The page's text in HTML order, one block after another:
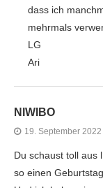
dass ich
mehrmals
LG
Ari
NIWIBO
19. September 2022
Du schaust toll aus
so einen